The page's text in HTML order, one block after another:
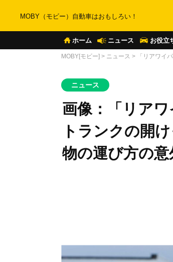
MOBY（モビー）自動車はおもしろい！
ホーム ニュース お役立
MOBY[モビー] > ニュース > 「リアワイ
ニュース
画像：「リア
トランクの開
物の運び方の